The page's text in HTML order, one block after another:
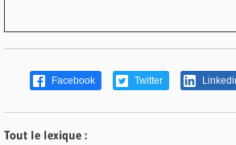
Facebook Twitter
Tout le lexique :